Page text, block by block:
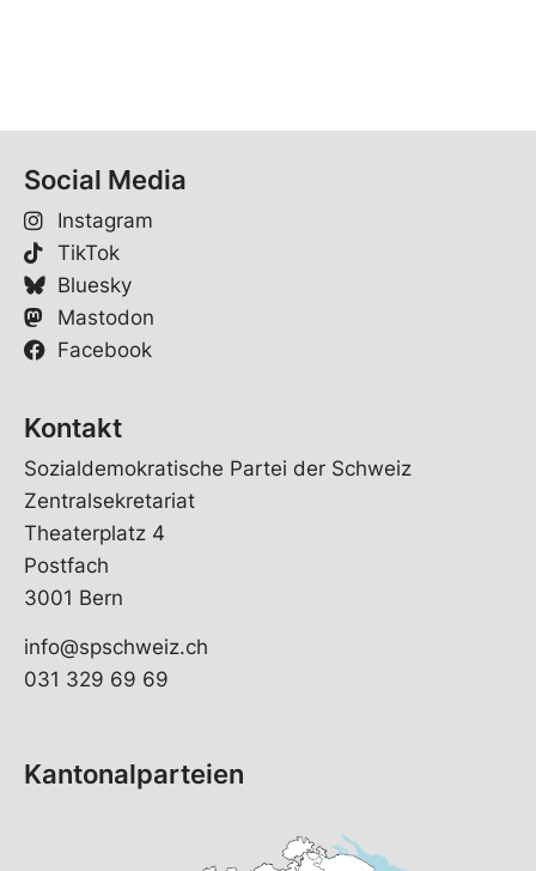
Social Media
Instagram
TikTok
Bluesky
Mastodon
Facebook
Kontakt
Sozialdemokratische Partei der Schweiz
Zentralsekretariat
Theaterplatz 4
Postfach
3001 Bern
info@spschweiz.ch
031 329 69 69
Kantonalparteien